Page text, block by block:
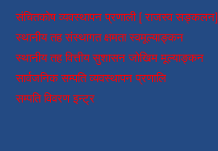
संचितकोष व्यवस्थापन प्रणाली [ राजस्व सङ्कलन]
स्थानीय तह संस्थागत क्षमता स्वमूल्याङ्कन
स्थानीय तह वित्तीय सुशासन जोखिम मूल्याङ्कन
सार्वजनिक सम्पति व्यवस्थापन प्रणालि
सम्पति विवरण इन्ट्र